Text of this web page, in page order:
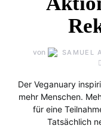
von SAMUEL
Der Veganuary
mehr Menschen.
für eine
Tatsächlich